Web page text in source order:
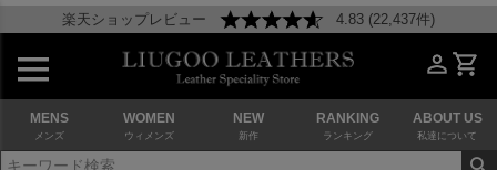
楽天ショップレビュー 4.83 (22,437件)
MENS
メンズ
WOMEN
ウィメンズ
NEW
新作
RANKING
ランキング
ABOUT US
私達について